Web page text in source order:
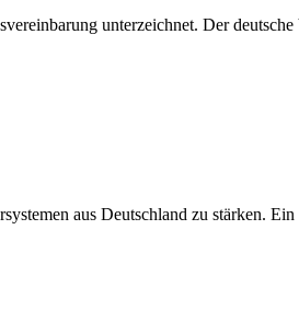
unterzeichnet. Der
aus Deutschland zu stärken.